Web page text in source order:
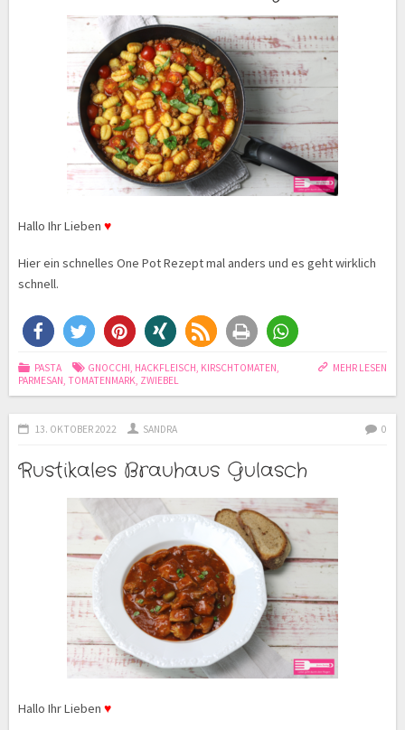
Hallo Ihr Lieben ♥
Hier ein schnelles One Pot Rezept mal anders und es geht wirklich
schnell.
MEHR LESEN
PASTA GNOCCHI, HACKFLEISCH, KIRSCHTOMATEN,
PARMESAN, TOMATENMARK, ZWIEBEL
13. OKTOBER 2022 SANDRA 0
Rustikales Brauhaus Gulasch
Hallo Ihr Lieben ♥